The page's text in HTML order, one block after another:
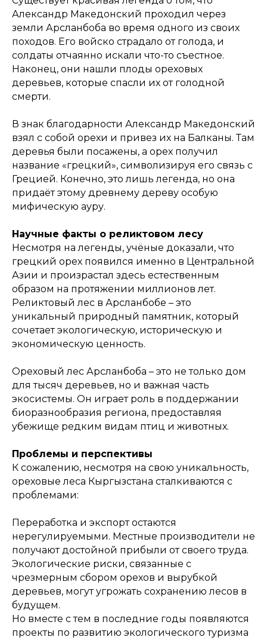
Александр Македонский проходил через
земли Арсланбоба во время одного из своих
походов. Его войско страдало от голода, и
солдаты отчаянно искали что-то съестное.
Наконец, они нашли плоды ореховых
деревьев, которые спасли их от голодной
смерти.
В знак благодарности Александр Македонский
взял с собой орехи и привез их на Балканы. Там
деревья были посажены, а орех получил
название «грецкий», символизируя его связь с
Грецией. Конечно, это лишь легенда, но она
придаёт этому древнему дереву особую
мифическую ауру.
Научные факты о реликтовом лесу
Несмотря на легенды, учёные доказали, что
грецкий орех появился именно в Центральной
Азии и произрастал здесь естественным
образом на протяжении миллионов лет.
Реликтовый лес в Арсланбобе – это
уникальный природный памятник, который
сочетает экологическую, историческую и
экономическую ценность.
Ореховый лес Арсланбоба – это не только дом
для тысяч деревьев, но и важная часть
экосистемы. Он играет роль в поддержании
биоразнообразия региона, предоставляя
убежище редким видам птиц и животных.
Проблемы и перспективы
К сожалению, несмотря на свою уникальность,
ореховые леса Кыргызстана сталкиваются с
проблемами:
Переработка и экспорт остаются
нерегулируемыми. Местные производители не
получают достойной прибыли от своего труда.
Экологические риски, связанные с
чрезмерным сбором орехов и вырубкой
деревьев, могут угрожать сохранению лесов в
будущем.
Но вместе с тем в последние годы появляются
проекты по развитию экологического туризма